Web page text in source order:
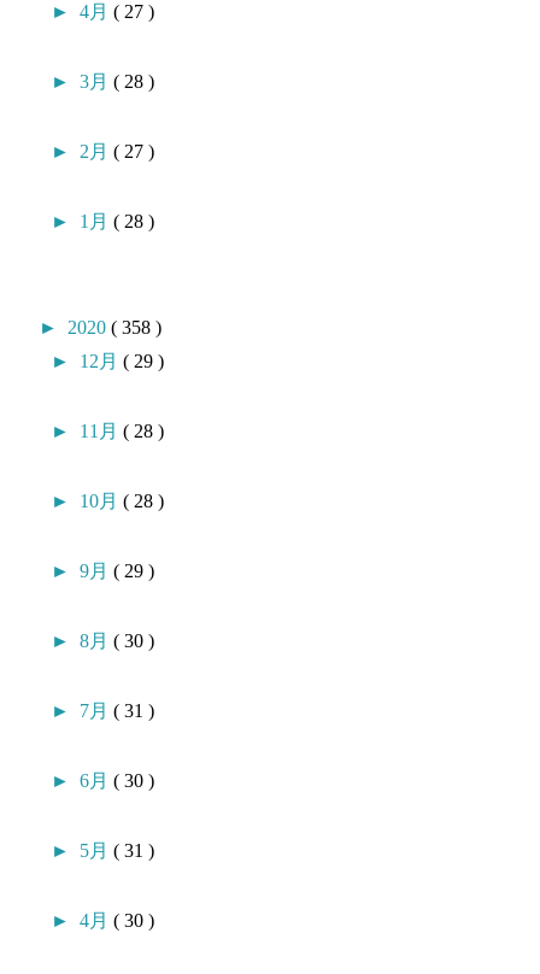
►4月( 27 )
►3月( 28 )
► 2月( 27 )
► 1月( 28 )
► 2020( 358 )
► 12月( 29 )
► 11月( 28 )
► 10月( 28 )
►9月( 29 )
►8月( 30 )
► 7月( 31 )
►6月( 30 )
► 5月( 31 )
►4月( 30 )